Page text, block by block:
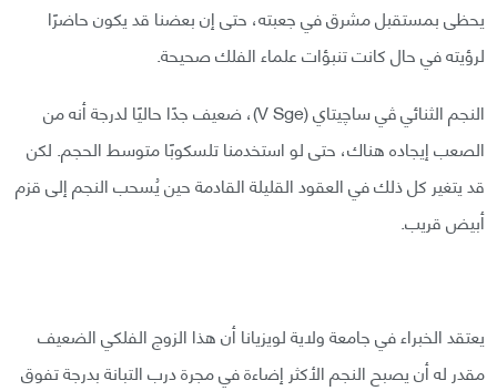
يحظى بمستقبل مشرق في جعبته، حتى إن بعضنا قد يكون حاضرًا
لرؤيته في حال كانت تنبؤات علماء الفلك صحيحة.
النجم الثنائي ڤي ساچيتاي (V Sge)، ضعيف جدًا حاليًا لدرجة أنه من
الصعب إيجاده هناك، حتى لو استخدمنا تلسكوبًا متوسط الحجم. لكن
قد يتغير كل ذلك في العقود القليلة القادمة حين يُسحب النجم إلى قزم
أبيض قريب.
يعتقد الخبراء في جامعة ولاية لويزيانا أن هذا الزوج الفلكي الضعيف
مقدر له أن يصبح النجم الأكثر إضاءة في مجرة درب التبانة بدرجة تفوق